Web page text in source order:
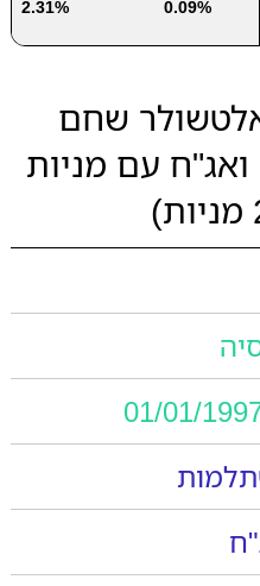
0.09%
2.31%
שחם
עם מניות
01/01/